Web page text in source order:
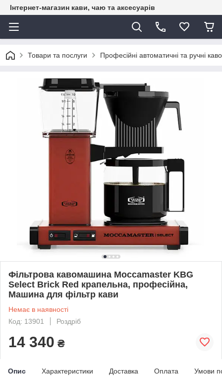
Інтернет-магазин кави, чаю та аксесуарів
Товари та послуги Професійні автоматичні та ручні
Фільтрова кавомашина Moccamaster KBG
Select Brick Red крапельна, професійна,
Машина для фільтр кави
Немає в наявності
Код: 13901
Роздріб
14 340 ₴
Опис Характеристики Доставка Оплата Умови